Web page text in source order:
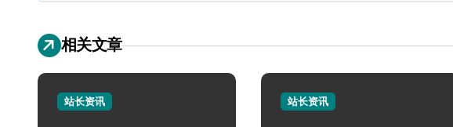
相关文章
站长资讯 站长资讯